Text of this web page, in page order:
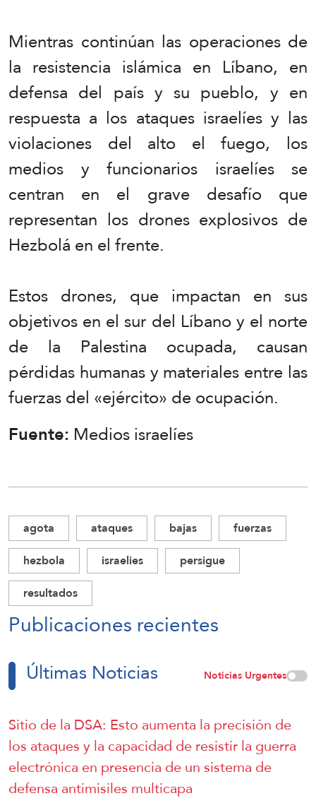
Mientras continúan las operaciones de
la resistencia islámica en Líbano, en
defensa del país y su pueblo, y en
respuesta a los ataques israelíes y las
violaciones del alto el fuego, los
medios y funcionarios israelíes se
centran en el grave desafío que
representan los drones explosivos de
Hezbolá en el frente.
Estos drones, que impactan en sus
objetivos en el sur del Líbano y el norte
de la Palestina ocupada, causan
pérdidas humanas y materiales entre las
fuerzas del «ejército» de ocupación.
Fuente: Medios israelíes
agota ataques bajas
fuerzas
hezbola
israelies
persigue
resultados
Publicaciones recientes
Últimas Noticias Noticias Urgentes
Sitio de la DSA: Esto aumenta la precisión de
los ataques y la capacidad de resistir la guerra
electrónica en presencia de un sistema de
defensa antimisiles multicapa